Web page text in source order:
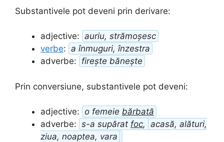
Substantivele pot deveni prin derivare:
adjective: auriu, strămoșesc
verbe: a înmuguri, înzestra
adverbe: firește bănește
Prin conversiune, substantivele pot deveni:
adjective: o femeie bărbată
adverbe: s-a supărat foc, acasă, alături,
ziua, noaptea, vara